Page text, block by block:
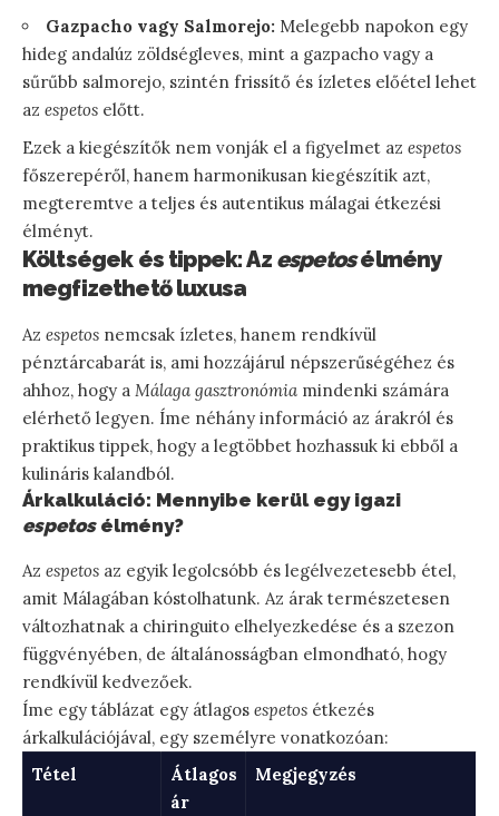
Gazpacho vagy Salmorejo: Melegebb napokon egy
hideg andalúz zöldségleves, mint a gazpacho vagy a
sűrűbb salmorejo, szintén frissítő és ízletes előétel lehet
az espetos előtt.
Ezek a kiegészítők nem vonják el a figyelmet az espetos
főszerepéről, hanem harmonikusan kiegészítik azt,
megteremtve a teljes és autentikus málagai étkezési
élményt.
Költségek és tippek: Az espetosélmény
megfizethető luxusa
Az espetos nemcsak ízletes, hanem rendkívül
pénztárcabarát is, ami hozzájárul népszerűségéhez és
ahhoz, hogy a Málaga gasztronómia mindenki számára
elérhető legyen. Íme néhány információ az árakról és
praktikus tippek, hogy a legtöbbet hozhassuk ki ebből a
kulináris kalandból.
Árkalkuláció: Mennyibe kerül egy igazi
espetosélmény?
Az espetos az egyik legolcsóbb és legélvezetesebb étel,
amit Málagában kóstolhatunk. Az árak természetesen
változhatnak a chiringuito elhelyezkedése és a szezon
függvényében, de általánosságban elmondható, hogy
rendkívül kedvezőek.
Íme egy táblázat egy átlagos espetos étkezés
árkalkulációjával, egy személyre vonatkozóan:
Tétel
Átlagos
ár
Megjegyzés